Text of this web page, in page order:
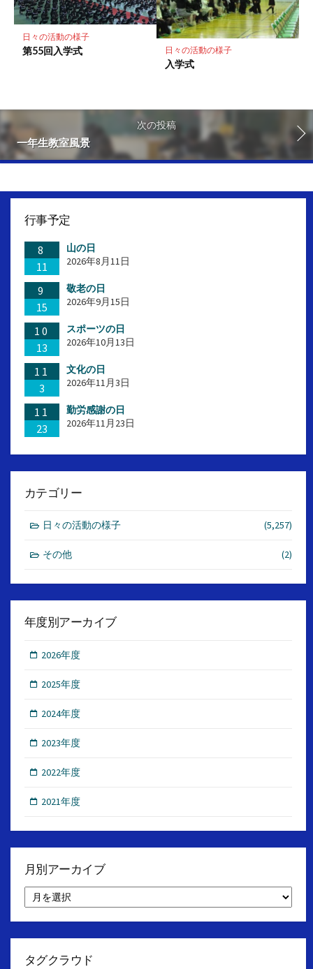
日々の活動の様子
第55回入学式 日々の活動の様子
入学式
次の投稿
一年生教室風景
行事予定
8
11
山の日
2026年8月11日
9
15
敬老の日
2026年9月15日
10
13
スポーツの日
2026年10月13日
11
3
文化の日
2026年11月3日
11
23
勤労感謝の日
2026年11月23日
カテゴリー
日々の活動の様子 (5,257)
その他 (2)
年度別アーカイブ
2026年度
2025年度
2024年度
2023年度
2022年度
2021年度
月別アーカイブ
別
ア
イ
タグクラウド